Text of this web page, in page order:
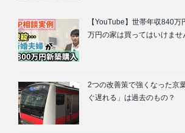
【YouTube】世帯年収840
万円の家は買ってはいけませ
2つの改善策で強くなった京
ぐ遅れる」は過去のもの？